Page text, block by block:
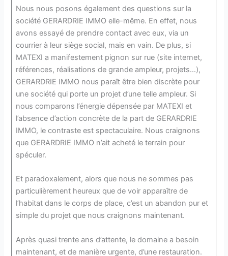
Nous nous posons également des questions sur la
société GERARDRIE IMMO elle-même. En effet, nous
avons essayé de prendre contact avec eux, via un
courrier à leur siège social, mais en vain. De plus, si
MATEXI a manifestement pignon sur rue (site internet,
références, réalisations de grande ampleur, projets…),
GERARDRIE IMMO nous paraît être bien discrète pour
une société qui porte un projet d’une telle ampleur. Si
nous comparons l’énergie dépensée par MATEXI et
l’absence d’action concrète de la part de GERARDRIE
IMMO, le contraste est spectaculaire. Nous craignons
que GERARDRIE IMMO n’ait acheté le terrain pour
spéculer.
Et paradoxalement, alors que nous ne sommes pas
particulièrement heureux que de voir apparaître de
l’habitat dans le corps de place, c’est un abandon pur et
simple du projet que nous craignons maintenant.
Après quasi trente ans d’attente, le domaine a besoin
maintenant, et de manière urgente, d’une restauration.